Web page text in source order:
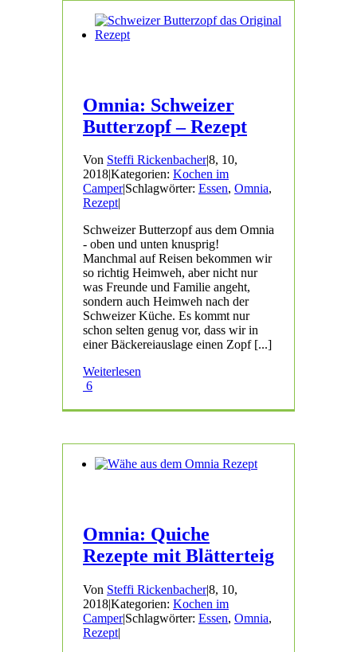
Omnia: Schweizer
Butterzopf – Rezept
Von Steffi Rickenbacher|8, 10,
2018Kategorien: Kochen im
Camper|Schlagwörter: Essen, Omnia,
Rezept|
Schweizer Butterzopf aus dem Omnia
- oben und unten knusprig!
Manchmal auf Reisen bekommen wir
so richtig Heimweh, aber nicht nur
was Freunde und Familie angeht,
sondern auch Heimweh nach der
Schweizer Küche. Es kommt nur
schon selten genug vor, dass wir in
einer Bäckereiauslage einen Zopf [...]
Weiterlesen
6
Omnia: Quiche
Rezepte mit Blätterteig
Von Steffi Rickenbacher|8, 10,
2018|Kategorien: Kochen im
Camper|Schlagwörter: Essen, Omnia,
Rezept|